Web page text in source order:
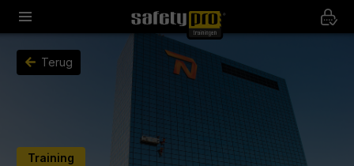
Terug
Training